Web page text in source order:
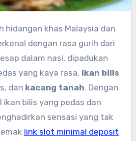
dengan rasa gurih dari
dalam nasi, dipadukan
yang kaya rasa, ikan bilis
dan kacang tanah. Dengan
bilis yang pedas dan
sensasi yang tak
link slot minimal deposit